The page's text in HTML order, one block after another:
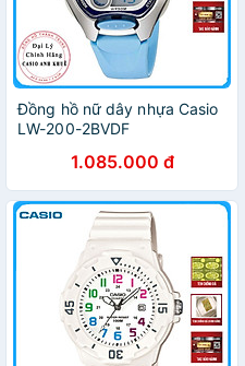
Đồng hồ nữ dây nhựa Casio
LW-200-2BVDF
1.085.000 đ